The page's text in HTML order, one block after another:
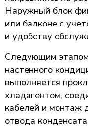
Наружный блок
или балконе с
и удобству
Следующим
настенного
выполняется
хладагентом,
кабелей и монтаж
отвода